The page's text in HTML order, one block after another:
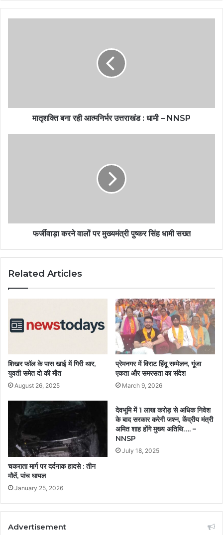
मातृशक्ति बना रही आत्मनिर्भर उत्तराखंड : धामी – NNSP
फर्जीवाड़ा करने वालों पर मुख्यमंत्री पुष्कर सिंह धामी सख्त
Related Articles
शिखर फॉल के पास खाई में गिरी थार,
युवती समेत दो की मौत
August 26, 2025
प्रेमनगर में विराट हिंदू सम्मेलन, गूंजा
एकता और समरसता का संदेश
March 9, 2026
चकराता मार्ग पर दर्दनाक हादसे : तीन
मौतें, पांच घायल
January 25, 2026
देवभूमि में 1 लाख करोड़ से अधिक निवेश
के बाद सरकार करेगी जश्न, केंद्रीय मंत्री
अमित शाह होंगे मुख्य अतिथि…. –
NNSP
July 18, 2025
Advertisement